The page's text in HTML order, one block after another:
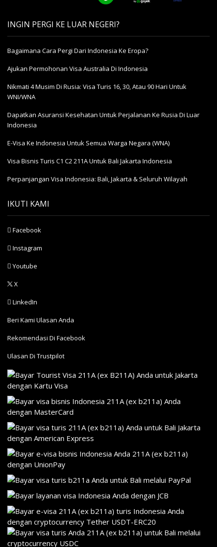
INGIN PERGI KE LUAR NEGERI?
Bagaimana Cara Pergi Dari Indonesia Ke Eropa?
Ajukan Permohonan Visa Australia Di Indonesia
Nikmati 4 Musim Di Rusia: Visa Turis 16, 30, Atau 90 Hari Untuk
WNI/WNA
Dapatkan Asuransi Kesehatan Untuk Perjalanan Ke Rusia Di Luar
Indonesia
E-Visa Ke Indonesia Untuk Semua Warga Negara (WNA)
Visa Bisnis Turis С1 С2 211A Untuk Bali Jakarta Indonesia
Perpanjangan Visa Indonesia: Bali, Jakarta & Seluruh Wilayah
IKUTI KAMI
Facebook
Instagram
Youtube
X
LinkedIn
Beri Kami Ulasan Anda
Rekomendasi Di Facebook
Ulasan Di Trustpilot